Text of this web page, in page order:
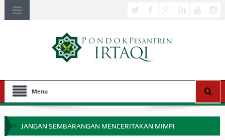
Menu
JANGAN SEMBARANGAN MENCERITAKAN MIMPI